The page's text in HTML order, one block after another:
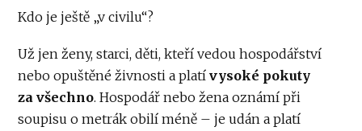
Kdo je ještě „v civilu“?
Už jen ženy, starci, děti, kteří vedou hospodářství
nebo opuštěné živnosti a platívysoké pokuty
za všechno. Hospodář nebo žena oznámí při
soupisu o metrák obilí méně – je udán a platí